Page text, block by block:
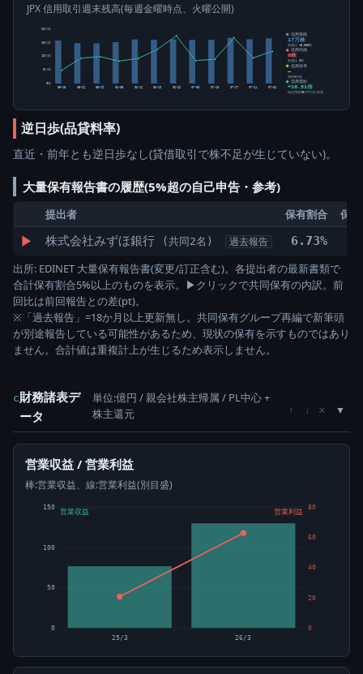
JPX 信用取引週末残高(毎週金曜時点、火曜公開)
0株
5万株
10万株
15万株
20万株
05-15 05-22 05-29 06-05 06-12 06-19 06-26 07-03 07-10 07-17 07-24 07-31
信用買残
17万株
前週比 +3,300株
信用売残
0株
前週比 0株
信用倍率
―
買残÷売残
信用需給
+16.51倍
純信用残÷5日平均出来高
逆日歩(品貸料率)
直近・前年とも逆日歩なし(貸借取引で株不足が生じていない)。
大量保有報告書の履歴(5%超の自己申告・参考)
提出者 保有割合 保
▶ 株式会社みずほ銀行 (共同2名) 過去報告 6.73%
出所: EDINET 大量保有報告書(変更/訂正含む)。各提出者の最新書類で
合計保有割合5%以上のものを表示。▶クリックで共同保有の内訳。前
回比は前回報告との差(pt)。
※「過去報告」=18か月以上更新無し。共同保有グループ再編で新筆頭
が別途報告している可能性があるため、現状の保有を示すものではあり
ません。合計値は重複計上が生じるため表示しません。
c財務諸表デ
ータ
単位:億円 / 親会社株主帰属 / PL中心 +
株主還元
↑ ↓ ×
営業収益 / 営業利益
棒:営業収益、線:営業利益(別目盛)
0
50
100
150
0
20
40
60
80
25/3 26/3
営業収益 営業利益